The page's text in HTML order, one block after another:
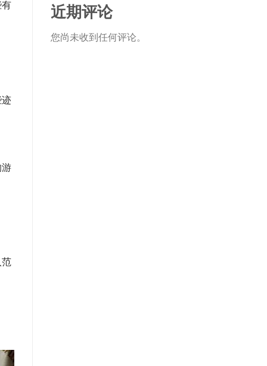
有
迹
游
范
近期评论
您尚未收到任何评论。